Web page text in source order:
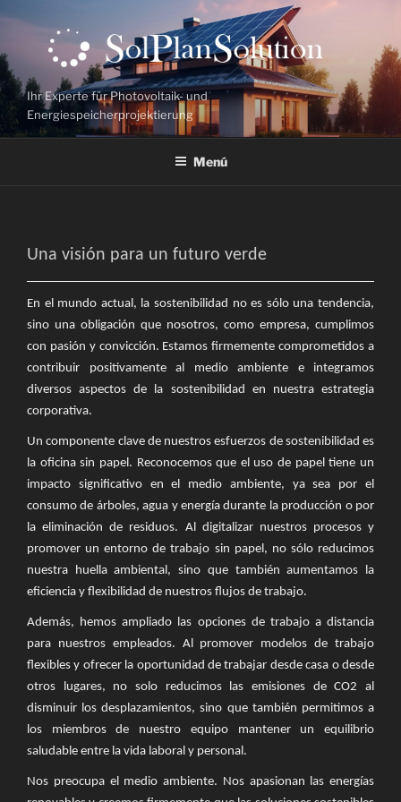
contenido
Ihr Experte für Photovoltaik- und
Energiespeicherprojektierung
Menú
Una visión para un futuro verde
En el mundo actual, la sostenibilidad no es sólo una tendencia,
sino una obligación que nosotros, como empresa, cumplimos
con pasión y convicción. Estamos firmemente comprometidos a
contribuir positivamente al medio ambiente e integramos
diversos aspectos de la sostenibilidad en nuestra estrategia
corporativa.
Un componente clave de nuestros esfuerzos de sostenibilidad es
la oficina sin papel. Reconocemos que el uso de papel tiene un
impacto significativo en el medio ambiente, ya sea por el
consumo de árboles, agua y energía durante la producción o por
la eliminación de residuos. Al digitalizar nuestros procesos y
promover un entorno de trabajo sin papel, no sólo reducimos
nuestra huella ambiental, sino que también aumentamos la
eficiencia y flexibilidad de nuestros flujos de trabajo.
Además, hemos ampliado las opciones de trabajo a distancia
para nuestros empleados. Al promover modelos de trabajo
flexibles y ofrecer la oportunidad de trabajar desde casa o desde
otros lugares, no solo reducimos las emisiones de CO2 al
disminuir los desplazamientos, sino que también permitimos a
los miembros de nuestro equipo mantener un equilibrio
saludable entre la vida laboral y personal.
Nos preocupa el medio ambiente. Nos apasionan las energías